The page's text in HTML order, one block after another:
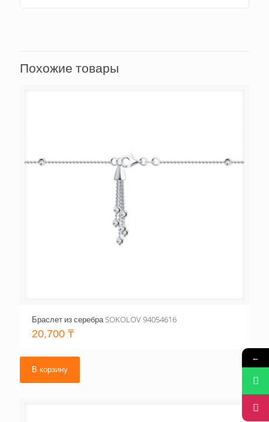
Похожие товары
Браслет из серебра SOKOLOV 94054616
20,700 ₸
В корзину
←